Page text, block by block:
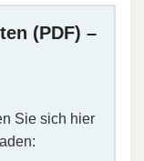
(PDF) –
Sie sich hier